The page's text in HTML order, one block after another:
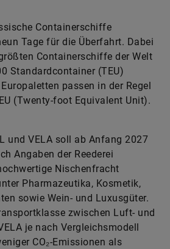
Containerschiffe
Tage für die Überfahrt. Dabei
Containerschiffe der Welt
Standardcontainer (TEU)
passen in der Regel
(Twenty-foot Equivalent Unit).
und VELA soll ab Anfang 2027
Angaben der Reederei
Nischenfracht
Pharmazeutika, Kosmetik,
sowie Wein- und Luxusgüter.
zwischen Luft- und
je nach Vergleichsmodell
CO₂-Emissionen als